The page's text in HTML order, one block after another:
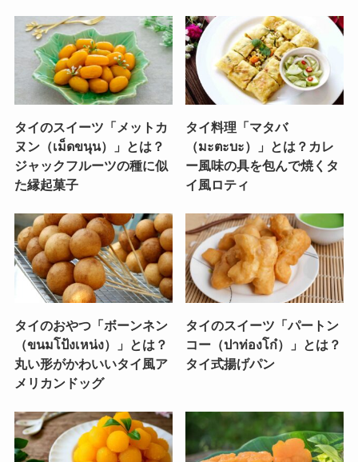
タイのスイーツ「メットカ
ヌン（เม็ดขนุน）」とは？
ジャックフルーツの種に似
た縁起菓子
タイ料理「マタバ
（มะตะบะ）」とは？カレ
ー風味の具を包んで焼くタ
イ風ロティ
タイのおやつ「ボーンネン
（ขนมโป้งเหน่ง）」とは？
丸い形がかわいいタイ風ア
メリカンドッグ
タイのスイーツ「パートン
コー（ปาท่องโก๋）」とは？
タイ式揚げパン